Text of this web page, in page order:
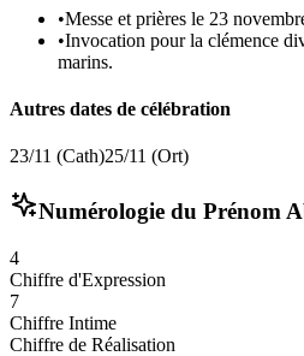
•Messe et prières le 23
•Invocation pour la clémence
marins.
Autres dates de célébration
23/11 (Cath)25/11 (Ort)
Numérologie du Prénom
4
Chiffre d'Expression
7
Chiffre Intime
Chiffre de Réalisation